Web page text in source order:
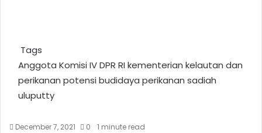
Tags
Anggota Komisi IV DPR RI kementerian kelautan dan
perikanan potensi budidaya perikanan sadiah
uluputty
December 7, 2021 0 1 minute read